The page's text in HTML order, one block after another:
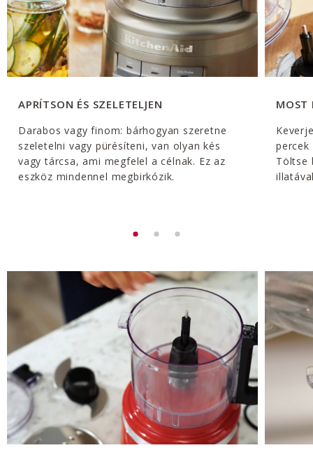
APRÍTSON ÉS SZELETELJEN
Darabos vagy finom: bárhogyan szeretne
szeletelni vagy pürésíteni, van olyan kés
vagy tárcsa, ami megfelel a célnak. Ez az
eszköz mindennel megbirkózik.
MOST
Töltse